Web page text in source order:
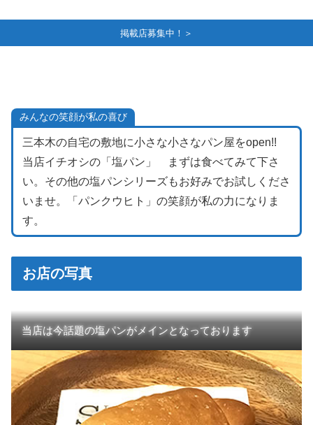
掲載店募集中！＞
みんなの笑顔が私の喜び
三本木の自宅の敷地に小さな小さなパン屋をopen!!
当店イチオシの「塩パン」 まずは食べてみて下さ
い。その他の塩パンシリーズもお好みでお試しくださ
いませ。「パンクウヒト」の笑顔が私の力になりま
す。
お店の写真
当店は今話題の塩パンがメインとなっております